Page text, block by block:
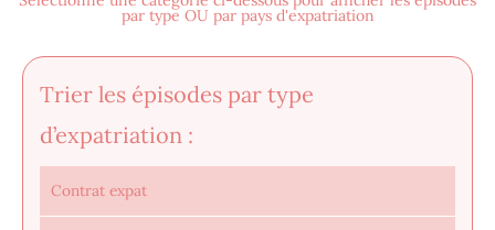
par type OU par pays d'expatriation
Trier les épisodes par type
d’expatriation :
Contrat expat